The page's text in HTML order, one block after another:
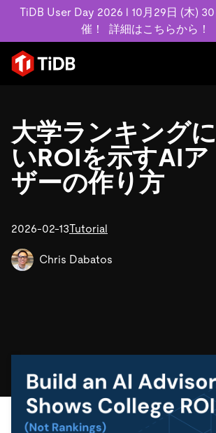
TiDB User Day 2026 l 10月29日 (木)
催！
詳細はこちらから！
プロダクト
MySQL互換の分散データベースで高可
ラビリティを備え大規模データをリアル
ます。
詳細はこちら
プラン
TiDB Cloud
TiSpark
OSS
ユースケース
事例記事
お客様事例やユーザーによる検証結果の
ています。
フィンテック
運用インテリジェンスの活用
MySQLワークロードの近代化
Build GenAI Applications
リソース
ブログ
アーカイブ動画
PingCAP University
TiDB Labs 認定資
会社概要
規約類
お客様のデータの機密性、可用性、安
ます。
無料で始める
大学ランキング
いROIを示すAIア
ザーの作り方
2026-02-13Tutorial
Chris Dabatos